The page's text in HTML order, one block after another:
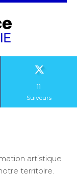
11
Suiveurs
artistique
territoire.